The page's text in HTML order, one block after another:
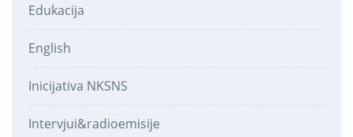
Edukacija
English
Inicijativa NKSNS
Intervjui&radioemisije